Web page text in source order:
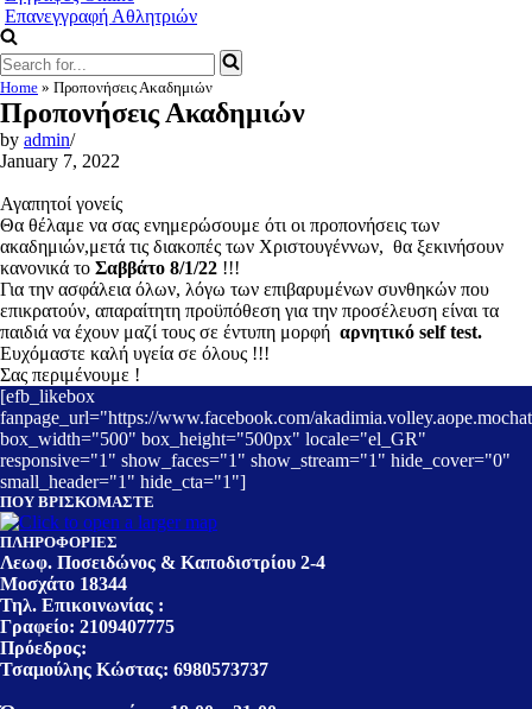
Επανεγγραφή Αθλητριών
Search
for...
Home » Προπονήσεις Ακαδημιών
Προπονήσεις Ακαδημιών
by admin
January 7, 2022
Αγαπητοί γονείς
Θα θέλαμε να σας ενημερώσουμε ότι οι προπονήσεις των
ακαδημιών,μετά τις διακοπές των Χριστουγέννων, θα ξεκινήσουν
κανονικά το Σαββάτο 8/1/22 !!!
Για την ασφάλεια όλων, λόγω των επιβαρυμένων συνθηκών που
επικρατούν, απαραίτητη προϋπόθεση για την προσέλευση είναι τα
παιδιά να έχουν μαζί τους σε έντυπη μορφή αρνητικό self test.
Ευχόμαστε καλή υγεία σε όλους !!!
Σας περιμένουμε !
[efb_likebox
fanpage_url="https://www.facebook.com/
box_width="500" box_height="500px" locale="el_GR"
responsive="1" show_faces="1" show_stream="1" hide_cover="0"
small_header="1" hide_cta="1"]
ΠΟΥ ΒΡΙΣΚΟΜΑΣΤΕ
ΠΛΗΡΟΦΟΡΙΕΣ
Λεωφ. Ποσειδώνος & Καποδιστρίου 2-4
Μοσχάτο 18344
Τηλ. Επικοινωνίας :
Γραφείο: 2109407775
Πρόεδρος:
Τσαμούλης Κώστας: 6980573737